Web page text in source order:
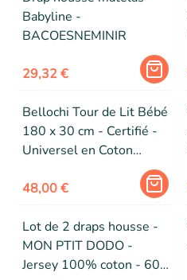
Babyline -
BACOESNEMINIR
29,32 €
Bellochi Tour de Lit Bébé
180 x 30 cm - Certifié -
Universel en Coton
Souple pour un Matelas
120 x 60 cm - Trésor
48,00 €
Lot de 2 draps housse -
MON PTIT DODO -
Jersey 100% coton - 60